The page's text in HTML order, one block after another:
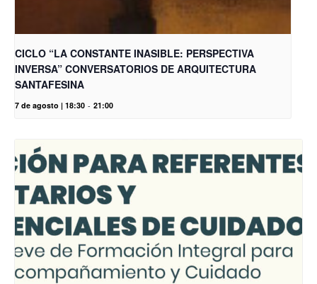
CICLO “LA CONSTANTE INASIBLE: PERSPECTIVA
INVERSA” CONVERSATORIOS DE ARQUITECTURA
SANTAFESINA
7 de agosto | 18:30 - 21:00